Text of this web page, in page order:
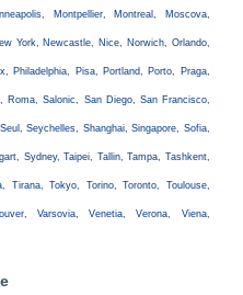
Montpellier, Montreal, Moscova,
York, Newcastle, Nice, Norwich, Orlando,
Philadelphia, Pisa, Portland, Porto, Praga,
Roma, Salonic, San Diego, San Francisco,
Seychelles, Shanghai, Singapore, Sofia,
Sydney, Taipei, Tallin, Tampa, Tashkent,
Tirana, Tokyo, Torino, Toronto, Toulouse,
Varsovia, Venetia, Verona, Viena,